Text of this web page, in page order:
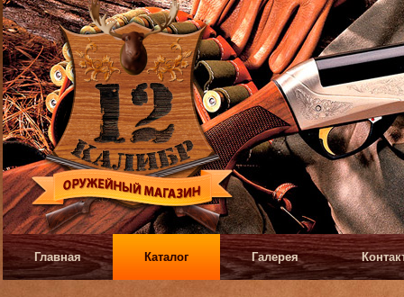
Главная Каталог Галерея